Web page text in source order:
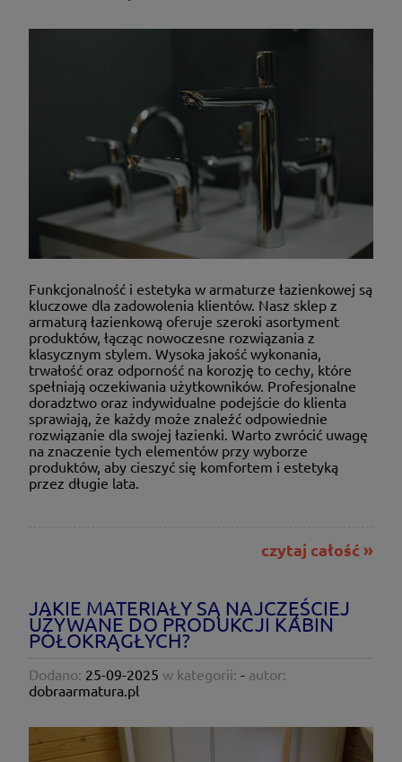
Funkcjonalność i estetyka w armaturze łazienkowej są
kluczowe dla zadowolenia klientów. Nasz sklep z
armaturą łazienkową oferuje szeroki asortyment
produktów, łącząc nowoczesne rozwiązania z
klasycznym stylem. Wysoka jakość wykonania,
trwałość oraz odporność na korozję to cechy, które
spełniają oczekiwania użytkowników. Profesjonalne
doradztwo oraz indywidualne podejście do klienta
sprawiają, że każdy może znaleźć odpowiednie
rozwiązanie dla swojej łazienki. Warto zwrócić uwagę
na znaczenie tych elementów przy wyborze
produktów, aby cieszyć się komfortem i estetyką
przez długie lata.
czytaj całość »
JAKIE MATERIAŁY SĄ NAJCZĘŚCIEJ
UŻYWANE DO PRODUKCJI KABIN
PÓŁOKRĄGŁYCH?
Dodano: 25-09-2025 w kategorii: - autor:
dobraarmatura.pl